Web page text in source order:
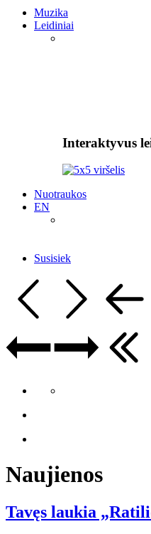
Muzika
Leidiniai
Interaktyvus
Nuotraukos
EN
Susisiek
Naujienos
Tavęs laukia